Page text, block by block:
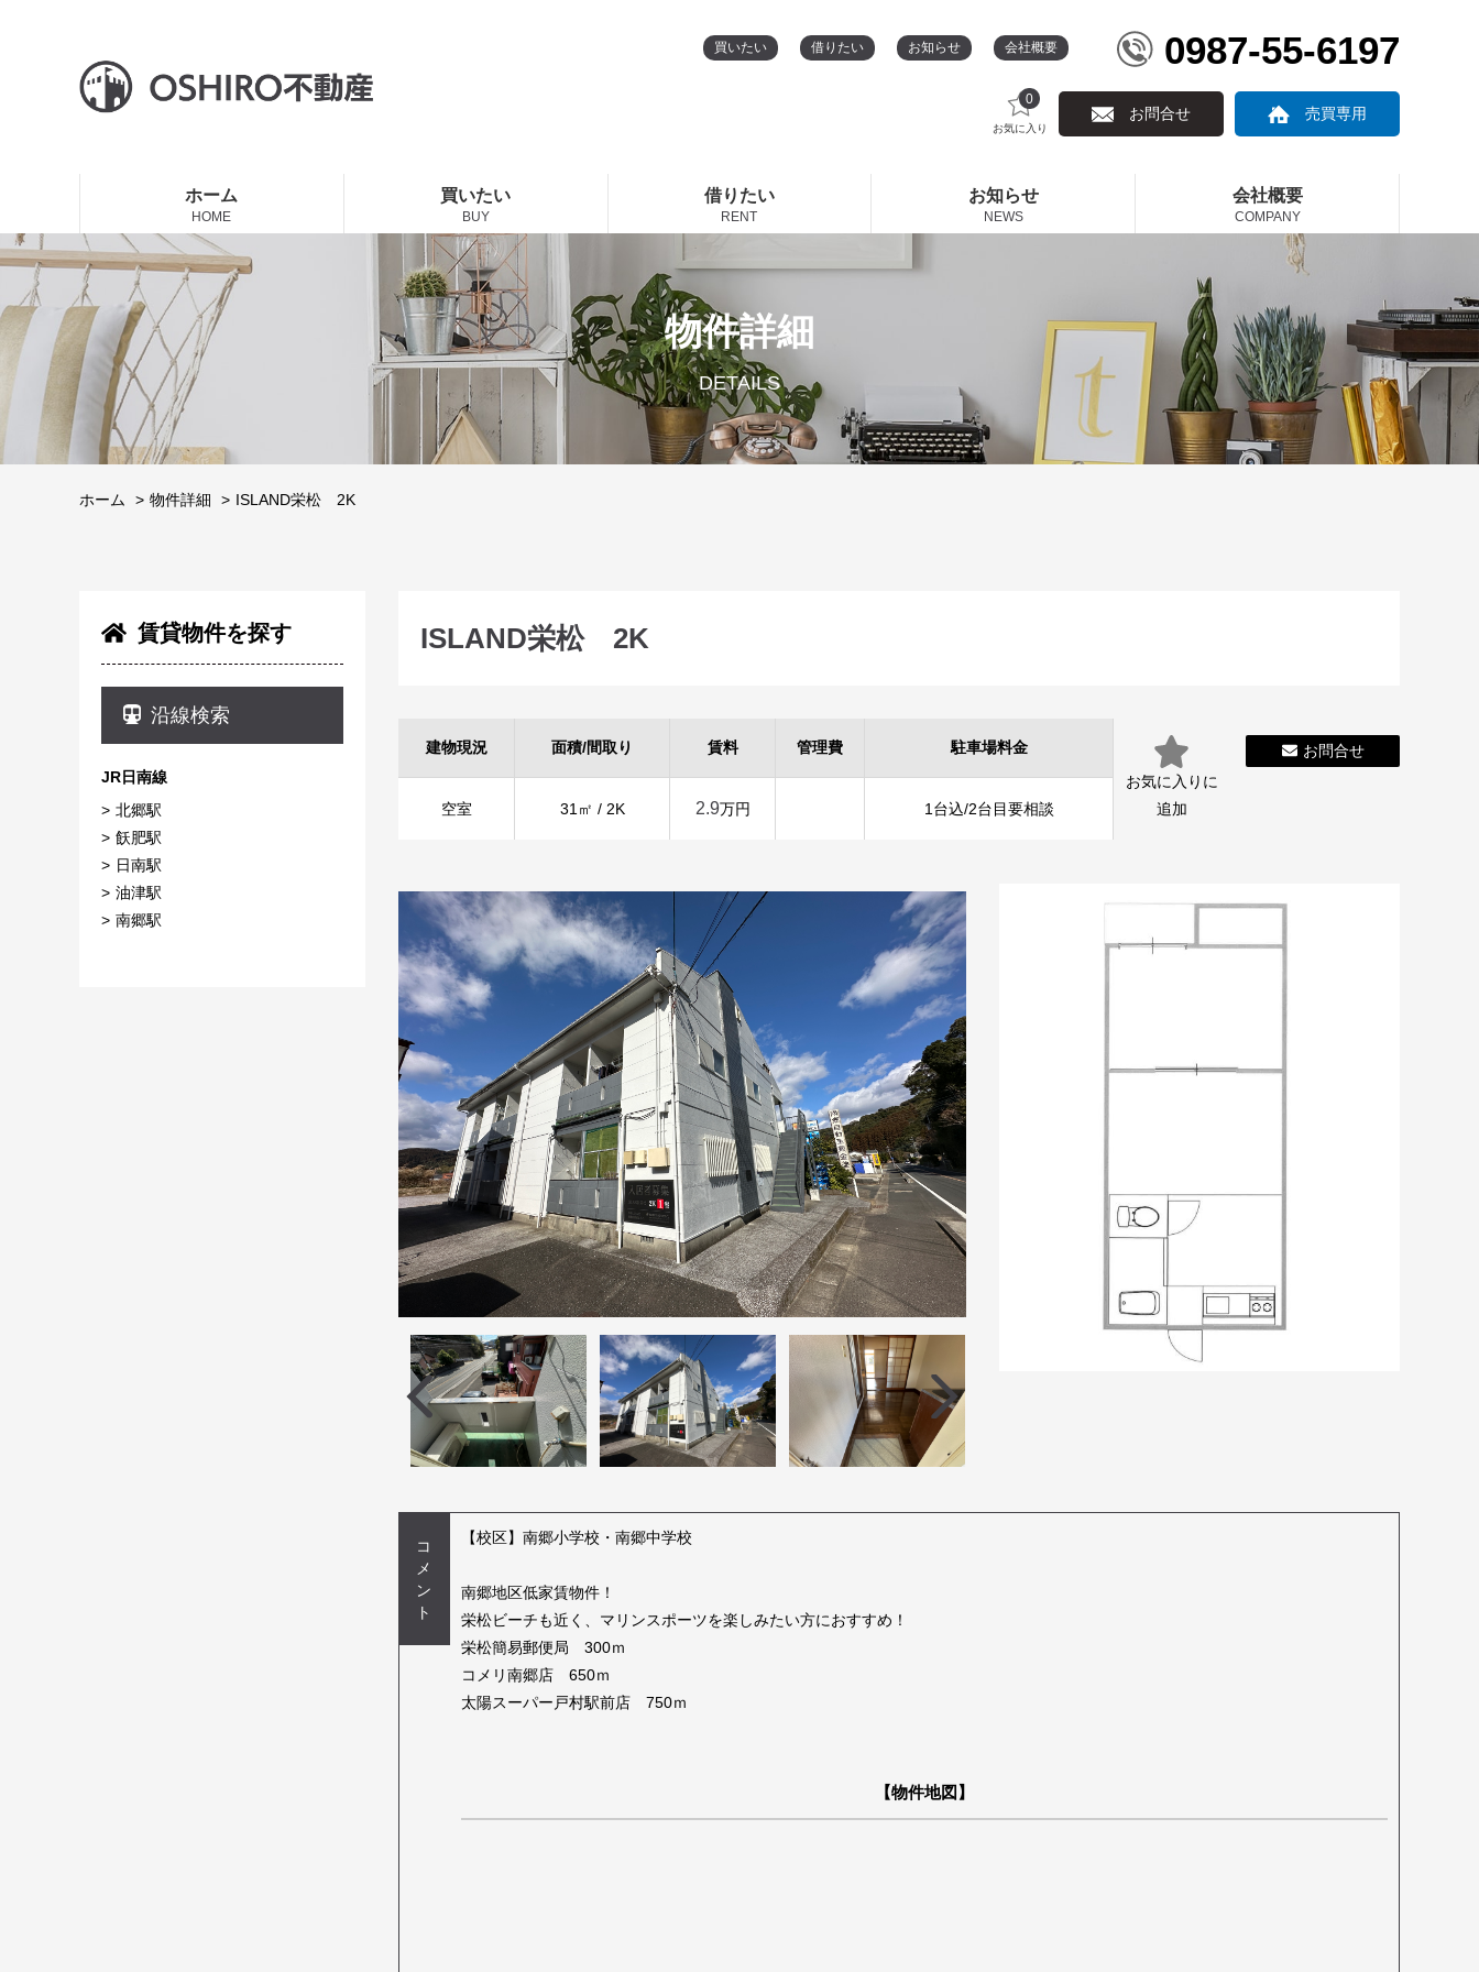
買いたい 借りたい お知らせ 会社概要 0987-55-6197
0
お気に入り
お問合せ 売買専用
ホーム
HOME
買いたい
BUY
借りたい
RENT
お知らせ
NEWS
会社概要
COMPANY
物件詳細
DETAILS
ホーム 物件詳細 ISLAND栄松 2K
賃貸物件を探す
沿線検索
JR日南線
北郷駅
飫肥駅
日南駅
油津駅
南郷駅
ISLAND栄松 2K
建物現況 面積/間取り 賃料 管理費 駐車場料金
空室 31㎡ / 2K 2.9万円 1台込/2台目要相談
お気に入りに
追加
お問合せ
コ
メ
ン
ト
【校区】南郷小学校・南郷中学校
南郷地区低家賃物件！
栄松ビーチも近く、マリンスポーツを楽しみたい方におすすめ！
栄松簡易郵便局 300ｍ
コメリ南郷店 650ｍ
太陽スーパー戸村駅前店 750ｍ
【物件地図】